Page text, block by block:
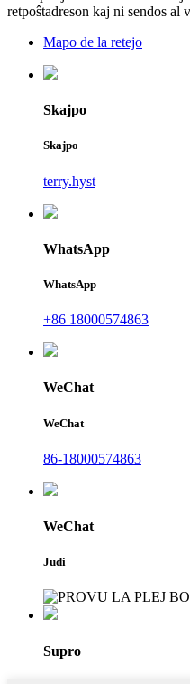
retpoŝtadreson kaj ni sendos
Mapo de la retejo
Skajpo
Skajpo
terry.hyst
WhatsApp
WhatsApp
+86 18000574863
WeChat
WeChat
86-18000574863
WeChat
Judi
Supro